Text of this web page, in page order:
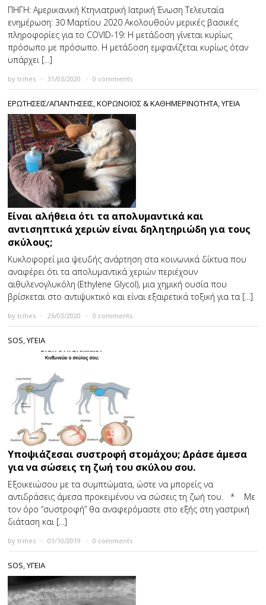
ΠΗΓΗ: Αμερικανική Κτηνιατρική Ιατρική Ένωση Τελευταία
ενημέρωση: 30 Μαρτίου 2020 Ακολουθούν μερικές βασικές
πληροφορίες για το COVID-19: Η μετάδοση γίνεται κυρίως
πρόσωπο με πρόσωπο. Η μετάδοση εμφανίζεται κυρίως όταν
υπάρχει […]
bytrihes 31/03/2020 0 comments
ΕΡΩΤΗΣΕΙΣ/ΑΠΑΝΤΗΣΕΙΣ,ΚΟΡΩΝΟΪΌΣ & ΚΑΘΗΜΕΡΙΝΌΤΗΤΑ,ΥΓΕΙΑ
Είναι αλήθεια ότι τα απολυμαντικά και
αντισηπτικά χεριών είναι δηλητηριώδη για τους
σκύλους;
Κυκλοφορεί μια ψευδής ανάρτηση στα κοινωνικά δίκτυα που
αναφέρει ότι τα απολυμαντικά χεριών περιέχουν
αιθυλενογλυκόλη (Ethylene Glycol), μια χημική ουσία που
βρίσκεται στο αντιψυκτικό και είναι εξαιρετικά τοξική για τα […]
bytrihes 26/03/2020 0 comments
SOS,ΥΓΕΙΑ
Υποψιάζεσαι συστροφή στομάχου; Δράσε άμεσα
για να σώσεις τη ζωή του σκύλου σου.
Εξοικειώσου με τα συμπτώματα, ώστε να μπορείς να
αντιδράσεις άμεσα προκειμένου να σώσεις τη ζωή του. * Με
τον όρο “συστροφή” θα αναφερόμαστε στο εξής στη γαστρική
διάταση και […]
bytrihes 01/10/2019 0 comments
SOS,ΥΓΕΙΑ